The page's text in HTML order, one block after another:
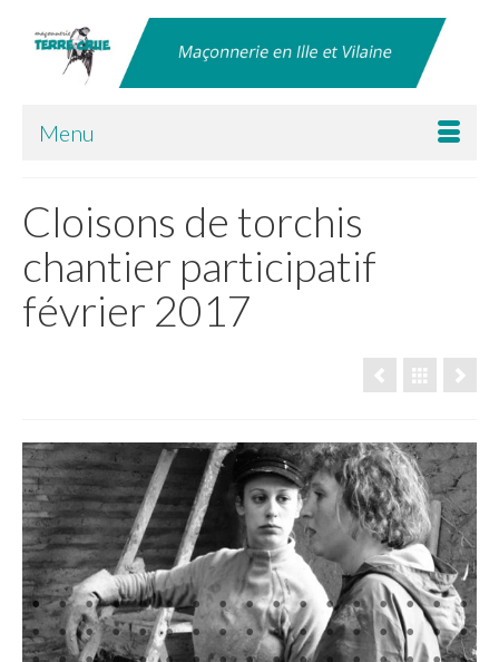
Menu
Cloisons de torchis
chantier participatif
février 2017